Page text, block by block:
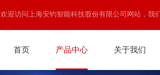
欢迎访问上海安钧智能科技股份有限公司网站，我
首页 产品中心 关于我们